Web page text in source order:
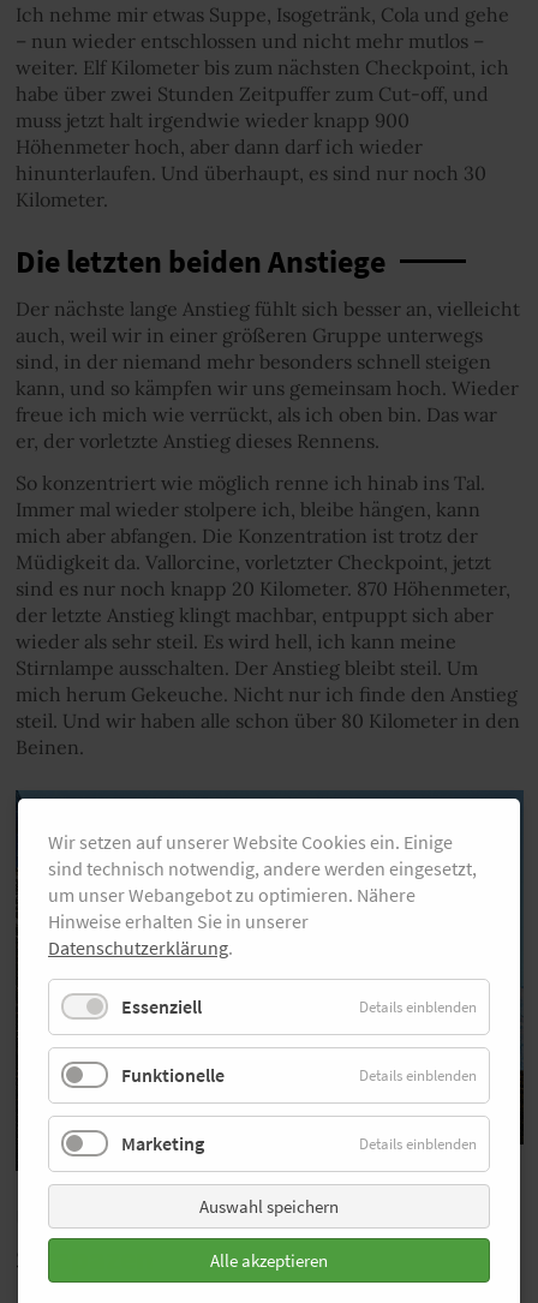
Ich nehme mir etwas Suppe, Isogetränk, Cola und gehe
– nun wieder entschlossen und nicht mehr mutlos –
weiter. Elf Kilometer bis zum nächsten Checkpoint, ich
habe über zwei Stunden Zeitpuffer zum Cut-off, und
muss jetzt halt irgendwie wieder knapp 900
Höhenmeter hoch, aber dann darf ich wieder
hinunterlaufen. Und überhaupt, es sind nur noch 30
Kilometer.
Die letzten beiden Anstiege
Der nächste lange Anstieg fühlt sich besser an, vielleicht
auch, weil wir in einer größeren Gruppe unterwegs
sind, in der niemand mehr besonders schnell steigen
kann, und so kämpfen wir uns gemeinsam hoch. Wieder
freue ich mich wie verrückt, als ich oben bin. Das war
er, der vorletzte Anstieg dieses Rennens.
So konzentriert wie möglich renne ich hinab ins Tal.
Immer mal wieder stolpere ich, bleibe hängen, kann
mich aber abfangen. Die Konzentration ist trotz der
Müdigkeit da. Vallorcine, vorletzter Checkpoint, jetzt
sind es nur noch knapp 20 Kilometer. 870 Höhenmeter,
der letzte Anstieg klingt machbar, entpuppt sich aber
wieder als sehr steil. Es wird hell, ich kann meine
Stirnlampe ausschalten. Der Anstieg bleibt steil. Um
mich herum Gekeuche. Nicht nur ich finde den Anstieg
steil. Und wir haben alle schon über 80 Kilometer in den
Beinen.
Unfassbare Schönheit nach harten
Strapazen
Wir setzen auf unserer Website Cookies ein. Einige
sind technisch notwendig, andere werden eingesetzt,
um unser Webangebot zu optimieren. Nähere
Hinweise erhalten Sie in unserer
Datenschutzerklärung.
Essenziell Details einblenden
Funktionelle Details einblenden
Marketing Details einblenden
Auswahl speichern
Alle akzeptieren